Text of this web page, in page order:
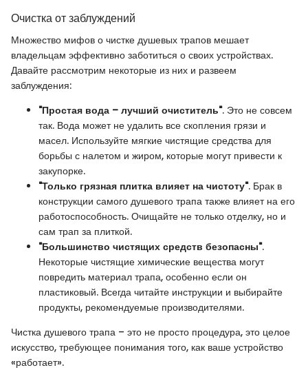
Очистка от заблуждений
Множество мифов о чистке душевых трапов мешает
владельцам эффективно заботиться о своих устройствах.
Давайте рассмотрим некоторые из них и развеем
заблуждения:
"Простая вода – лучший очиститель". Это не совсем
так. Вода может не удалить все скопления грязи и
масел. Используйте мягкие чистящие средства для
борьбы с налетом и жиром, которые могут привести к
закупорке.
"Только грязная плитка влияет на чистоту". Брак в
конструкции самого душевого трапа также влияет на его
работоспособность. Очищайте не только отделку, но и
сам трап за плиткой.
"Большинство чистящих средств безопасны".
Некоторые чистящие химические вещества могут
повредить материал трапа, особенно если он
пластиковый. Всегда читайте инструкции и выбирайте
продукты, рекомендуемые производителями.
Чистка душевого трапа – это не просто процедура, это целое
искусство, требующее понимания того, как ваше устройство
«работает».